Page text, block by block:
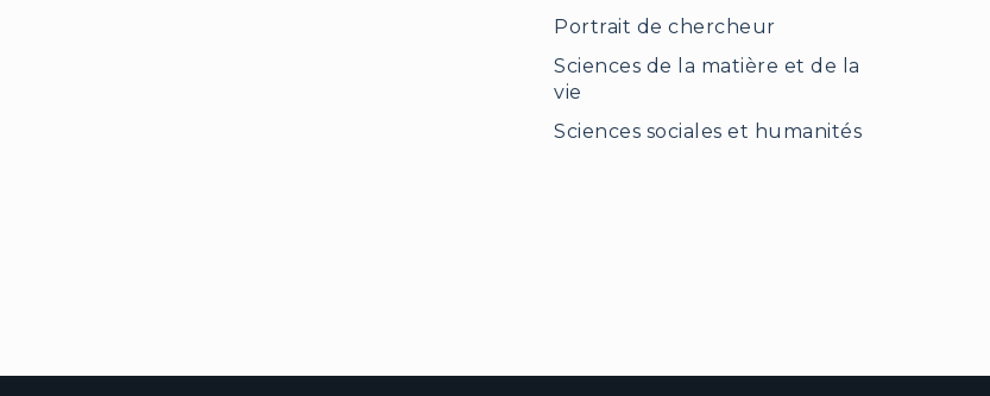
Portrait de chercheur
Sciences de la matière et de la
vie
Sciences sociales et humanités